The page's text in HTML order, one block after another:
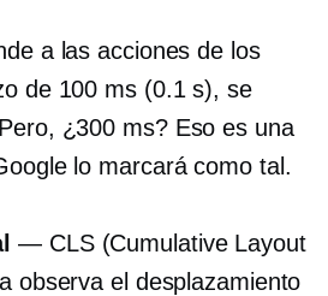
a las acciones de los
de 100 ms (0.1 s), se
¿300 ms? Eso es una
lo marcará como tal.
— CLS (Cumulative Layout
observa el desplazamiento